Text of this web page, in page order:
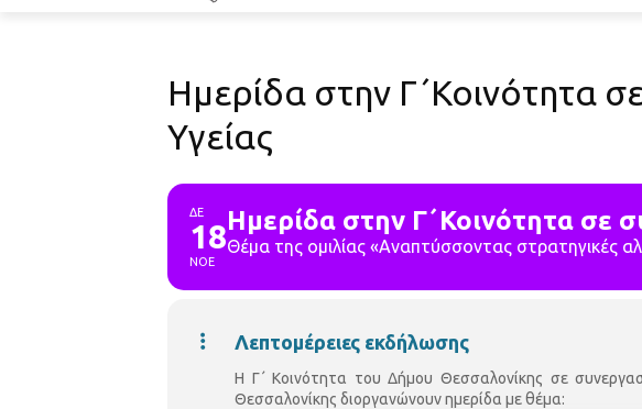
Ημερίδα στην Γ΄Κοινότητα
Υγείας
ΔΕ
18
ΝΟΕ
Ημερίδα στην Γ΄Κοινότητα σε
Θέμα της ομιλίας «Αναπτύσσοντας στρατηγικές
Λεπτομέρειες εκδήλωσης
Η Γ΄ Κοινότητα του Δήμου Θεσσαλονίκης σε
Θεσσαλονίκης διοργανώνουν ημερίδα με θέμα: